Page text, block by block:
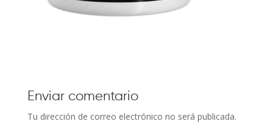
Enviar comentario
Tu dirección de correo electrónico no será publicada.